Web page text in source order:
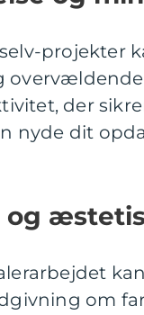
projekter
der
nyde dit
og
om